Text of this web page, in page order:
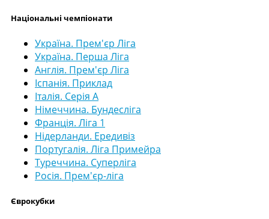
Національні чемпіонати
Україна. Прем'єр Ліга
Україна. Перша Ліга
Англія. Прем'єр Ліга
Іспанія. Приклад
Італія. Серія А
Німеччина. Бундесліга
Франція. Ліга 1
Нідерланди. Ередивіз
Португалія. Ліга Примейра
Туреччина. Суперліга
Росія. Прем'єр-ліга
Єврокубки